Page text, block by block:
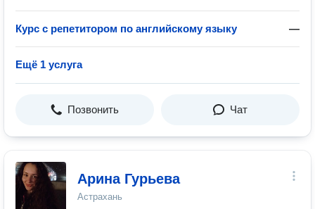
Курс с репетитором по английскому языку —
Ещё 1 услуга
Позвонить Чат
Арина Гурьева
Астрахань